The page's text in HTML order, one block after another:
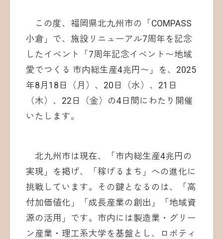
©ATOMica Inc., All Rights Reserved.
この度、福岡県北九州市の「COMPASS
小倉」で、施設リニューアル7周年を記念
したイベント「7周年記念イベント〜地域
愛でつくる 市内総生産4兆円〜」を、2025
年8月18日（月）、20日（水）、21日
（木）、22日（金）の4日間にわたり開催
いたします。
北九州市は現在、「市内総生産4兆円の
実現」を掲げ、「稼げるまち」への進化に
挑戦しています。その鍵となるのは、「高
付加価値化」「成長産業の創出」「地域資
源の活用」です。市内には製造業・グリー
ン産業・理工系大学を基盤とし、ロボティ